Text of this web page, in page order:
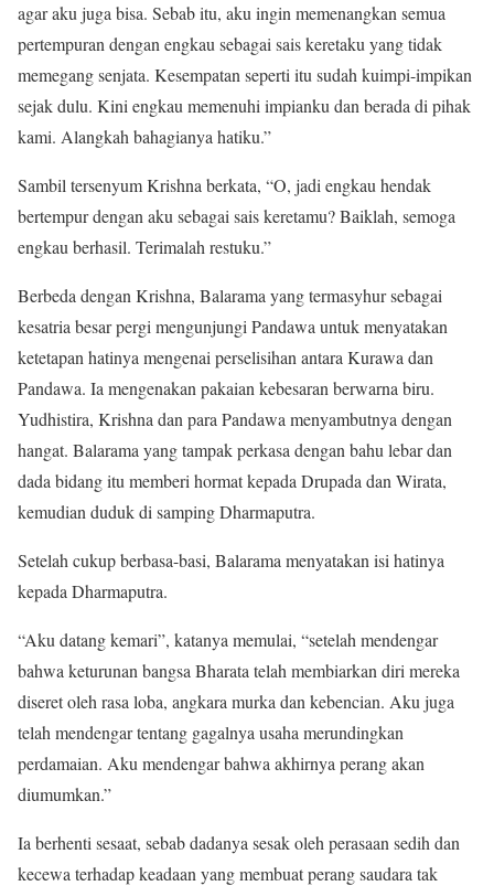
agar aku juga bisa. Sebab itu, aku ingin memenangkan semua
pertempuran dengan engkau sebagai sais keretaku yang tidak
memegang senjata. Kesempatan seperti itu sudah kuimpi-impikan
sejak dulu. Kini engkau memenuhi impianku dan berada di pihak
kami. Alangkah bahagianya hatiku.”
Sambil tersenyum Krishna berkata, “O, jadi engkau hen­dak
bertempur dengan aku sebagai sais keretamu? Baiklah, semoga
engkau berhasil. Terimalah restuku.”
Berbeda dengan Krishna, Balarama yang termasyhur sebagai
kesatria besar pergi mengunjungi Pandawa untuk menyatakan
ketetapan hatinya mengenai perselisihan antara Kurawa dan
Pandawa. Ia mengenakan pakaian kebesaran berwarna biru.
Yudhistira, Krishna dan para Pandawa menyambutnya dengan
hangat. Balarama yang tampak perkasa dengan bahu lebar dan
dada bidang itu memberi hormat kepada Drupada dan Wirata,
kemudian duduk di samping Dharmaputra.
Setelah cukup berbasa-basi, Balarama menyatakan isi hatinya
kepada Dharmaputra.
“Aku datang kemari”, katanya memulai, “setelah mende­ngar
bahwa keturunan bangsa Bharata telah membiarkan diri mereka
diseret oleh rasa loba, angkara murka dan kebencian. Aku juga
telah mendengar tentang gagalnya usaha merundingkan
perdamaian. Aku mendengar bahwa akhirnya perang akan
diumumkan.”
Ia berhenti sesaat, sebab dadanya sesak oleh perasaan sedih dan
kecewa terhadap keadaan yang membuat perang saudara tak